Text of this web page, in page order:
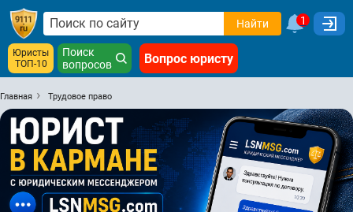
Найти 1
Юристы
ТОП-10
Поиск
вопросов
Вопрос юристу
Главная Трудовое право